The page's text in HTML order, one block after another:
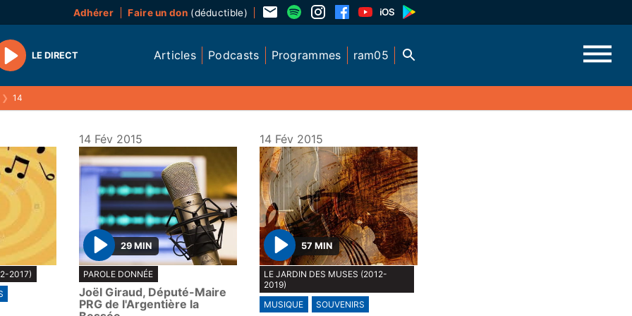
Adhérer Faire un don(déductible)
Play
LE DIRECT Articles Podcasts Programmes ram05
❯ 14
2017)
14 Fév 2015
P
l
a
y
29 MIN
PAROLE DONNÉE
Joël Giraud, Député-Maire
PRG de l'Argentière la
14 Fév 2015
P
l
a
y
57 MIN
LE JARDIN DES MUSES (2012-
2019)
MUSIQUE
SOUVENIRS